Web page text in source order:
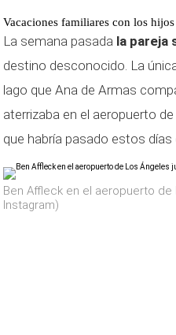
Vacaciones familiares con los
La semana pasada la pareja
destino desconocido. La
lago que Ana de Armas
aterrizaba en el aeropuerto
que habría pasado estos
Ben Affleck en el aeropuerto
Instagram)